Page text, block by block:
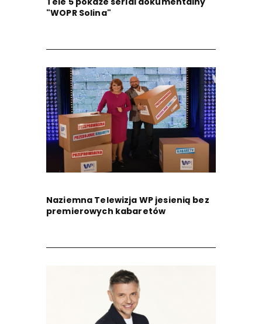
"WOPR Solina"
Naziemna Telewizja WP jesienią bez
premierowych kabaretów